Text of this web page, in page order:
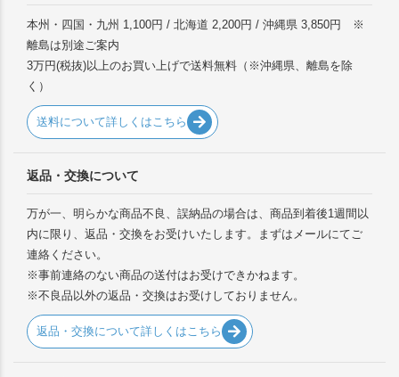
本州・四国・九州 1,100円 / 北海道 2,200円 / 沖縄県 3,850円 ※
離島は別途ご案内
3万円(税抜)以上のお買い上げで送料無料（※沖縄県、離島を除
く）
送料について詳しくはこちら
返品・交換について
万が一、明らかな商品不良、誤納品の場合は、商品到着後1週間以
内に限り、返品・交換をお受けいたします。まずはメールにてご
連絡ください。
※事前連絡のない商品の送付はお受けできかねます。
※不良品以外の返品・交換はお受けしておりません。
返品・交換について詳しくはこちら